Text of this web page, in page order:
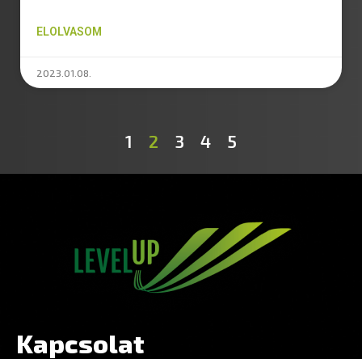
ELOLVASOM
2023.01.08.
1 2 3 4 5
Kapcsolat